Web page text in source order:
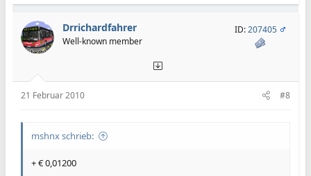
Drrichardfahrer
Well-known member
ID:207405
21 Februar 2010 #8
mshnx schrieb:
+ € 0,01200